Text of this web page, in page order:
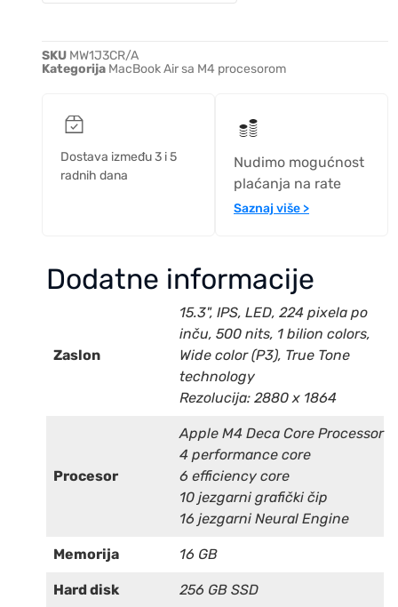
SKU MW1J3CR/A
Kategorija MacBook Air sa M4 procesorom
Dostava između 3 i 5
radnih dana
Nudimo mogućnost
plaćanja na rate
Saznaj više >
Dodatne informacije
Zaslon
15.3", IPS, LED, 224 pixela po
inču, 500 nits, 1 bilion colors,
Wide color (P3), True Tone
technology
Rezolucija: 2880 x 1864
Procesor
Apple M4 Deca Core Processor
4 performance core
6 efficiency core
10 jezgarni grafički čip
16 jezgarni Neural Engine
Memorija 16 GB
Hard disk 256 GB SSD